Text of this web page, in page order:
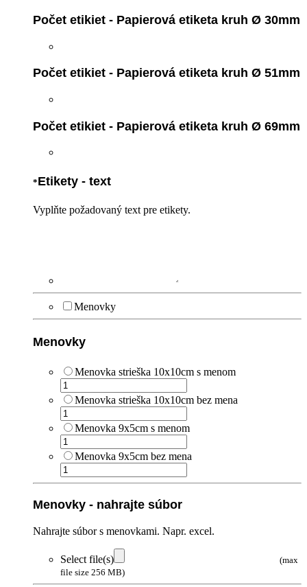
Počet etikiet - Papierová etiketa kruh Ø 30mm
Počet etikiet - Papierová etiketa kruh Ø 51mm
Počet etikiet - Papierová etiketa kruh Ø 69mm
*Etikety - text
Vyplňte požadovaný text pre etikety.
Menovky
Menovky
Menovka strieška 10x10cm s menom
Menovka strieška 10x10cm bez mena
Menovka 9x5cm s menom
Menovka 9x5cm bez mena
Menovky - nahrajte súbor
Nahrajte súbor s menovkami. Napr. excel.
Select file(s)
(max
file size 256 MB)